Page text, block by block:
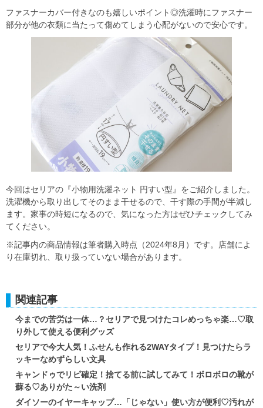
ファスナーカバー付きなのも嬉しいポイント◎洗濯時にファスナー
部分が他の衣類に当たって傷めてしまう心配がないので安心です。
今回はセリアの『小物用洗濯ネット 円すい型』をご紹介しました。
洗濯機から取り出してそのまま干せるので、干す際の手間が半減し
ます。家事の時短になるので、気になった方はぜひチェックしてみ
てください。
※記事内の商品情報は筆者購入時点（2024年8月）です。店舗によ
り在庫切れ、取り扱っていない場合があります。
関連記事
今までの苦労は一体…？セリアで見つけたコレめっちゃ楽…♡取
り外して使える便利グッズ
セリアで今大人気！ふせんも作れる2WAYタイプ！見つけたらラ
ッキーなめずらしい文具
キャンドゥでリピ確定！捨てる前に試してみて！ボロボロの靴が
蘇る♡ありがた～い洗剤
ダイソーのイヤーキャップ…「じゃない」使い方が便利♡汚れが